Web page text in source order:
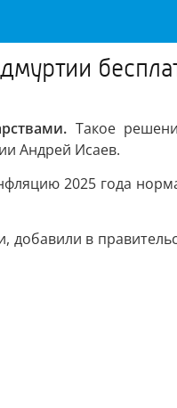
Такое
Андрей Исаев.
2025 года
добавили в